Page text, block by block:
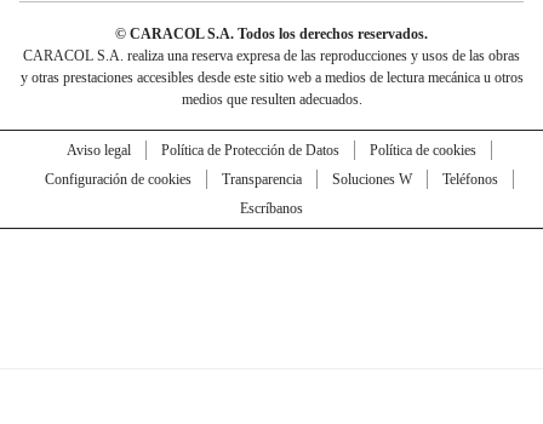
© CARACOL S.A. Todos los derechos reservados.
CARACOL S.A. realiza una reserva expresa de las reproducciones y usos de las obras
y otras prestaciones accesibles desde este sitio web a medios de lectura mecánica u otros
medios que resulten adecuados.
Aviso legal Política de Protección de Datos
Política de cookies
Configuración de cookies
Transparencia Soluciones W
Teléfonos
Escríbanos